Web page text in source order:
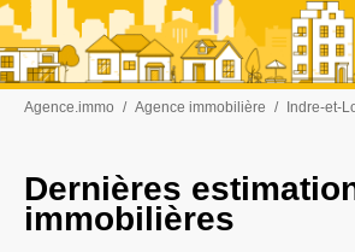
Agence.immo Agence immobilière Indre-et-
Dernières
immobilières